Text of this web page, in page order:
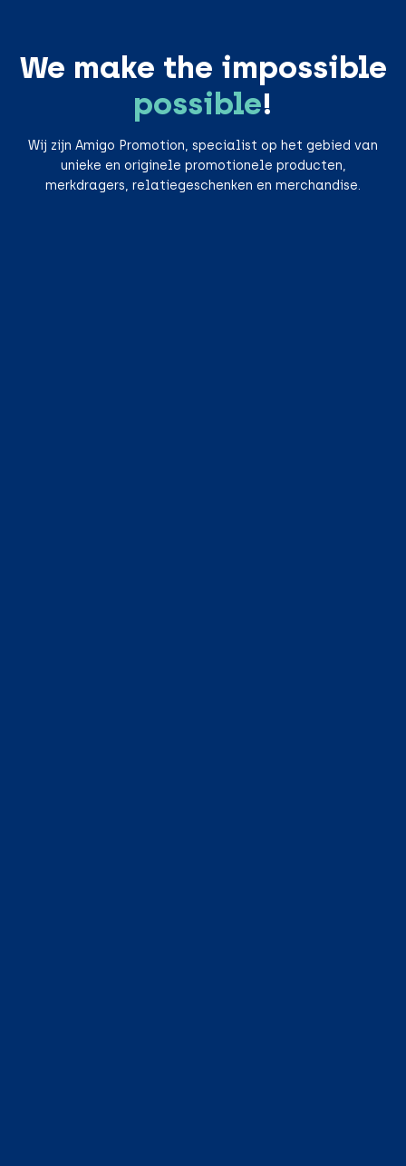
We make the impossible
possible!
Wij zijn Amigo Promotion, specialist op het gebied van
unieke en originele promotionele producten,
merkdragers, relatiegeschenken en merchandise.